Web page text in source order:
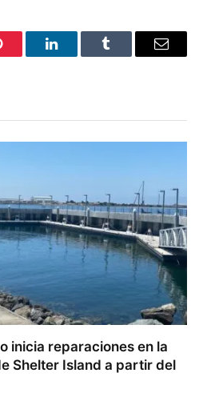
LinkedInTumblr Email
inicia reparaciones en la
Shelter Island a partir del